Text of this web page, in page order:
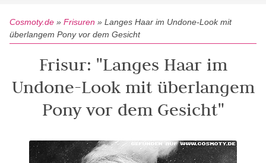
Cosmoty.de » Frisuren » Langes Haar im Undone-Look mit
überlangem Pony vor dem Gesicht
Frisur: "Langes Haar im
Undone-Look mit überlangem
Pony vor dem Gesicht"